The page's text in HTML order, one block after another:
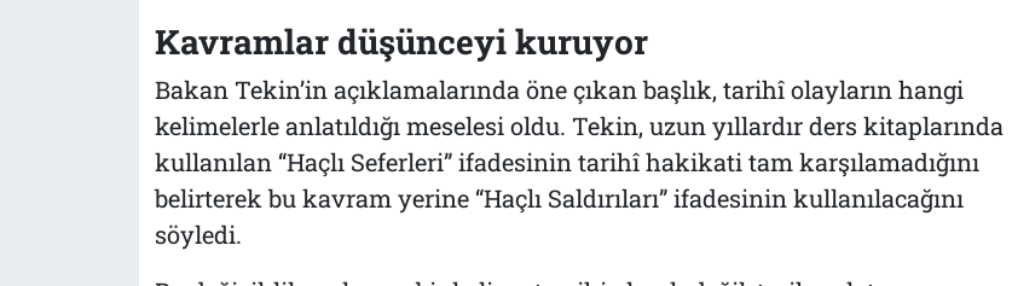
Kavramlar düşünceyi kuruyor
Bakan Tekin’in açıklamalarında öne çıkan başlık, tarihî olayların hangi
kelimelerle anlatıldığı meselesi oldu. Tekin, uzun yıllardır ders kitaplarında
kullanılan “Haçlı Seferleri” ifadesinin tarihî hakikati tam karşılamadığını
belirterek bu kavram yerine “Haçlı Saldırıları” ifadesinin kullanılacağını
söyledi.